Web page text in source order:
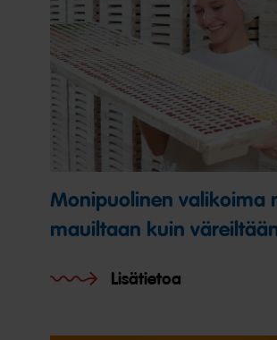
Monipuolinen valikoima
mauiltaan kuin
Lisätietoa